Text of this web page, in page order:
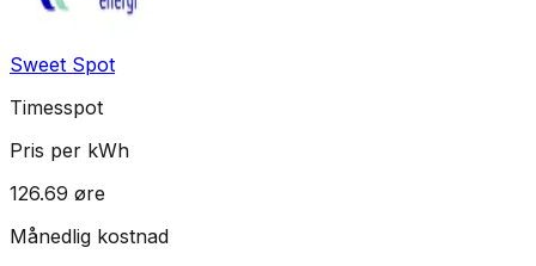
Sweet Spot
Timesspot
Pris per kWh
126.69 øre
Månedlig kostnad